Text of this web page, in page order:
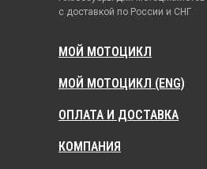
с доставкой по России и СНГ
ОПЛАТА И ДОСТАВКА
КОМПАНИЯ
МОЙ МОТОЦИКЛ (ENG)
МОЙ МОТОЦИКЛ